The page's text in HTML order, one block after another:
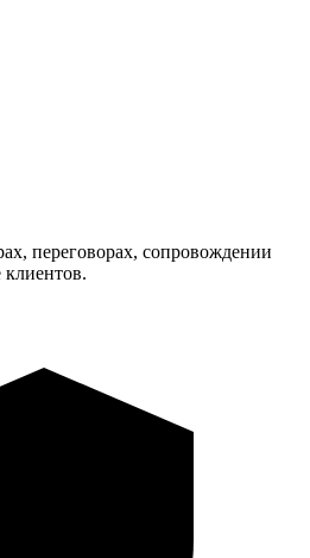
переговорах, сопровождении
клиентов.